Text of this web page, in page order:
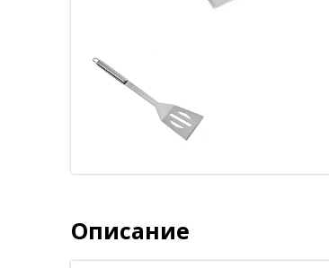
Описание